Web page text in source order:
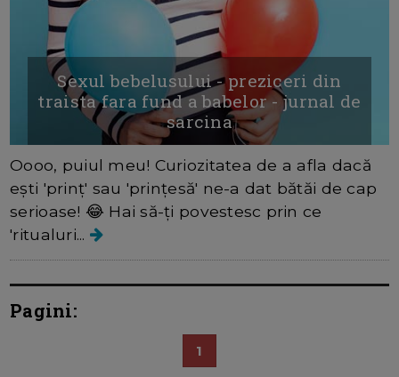
Sexul bebelusului - preziceri din
traista fara fund a babelor - jurnal de
sarcina
Oooo, puiul meu! Curiozitatea de a afla dacă
ești 'prinț' sau 'prințesă' ne-a dat bătăi de cap
serioase! 😂 Hai să-ți povestesc prin ce
'ritualuri...
Pagini:
1